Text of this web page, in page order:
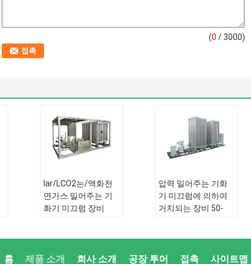
(0 / 3000)
lar/LCO2는/액화천
연가스 밀어주는 기
화기 미끄럼 장비
응용 프로그램:
야외
압력 밀어주는 기화
기 미끄럼에 의하여
거치되는 장비 50-
로 문
사이트맵
접촉
공장 투어
회사 소개
제품 소개
홈